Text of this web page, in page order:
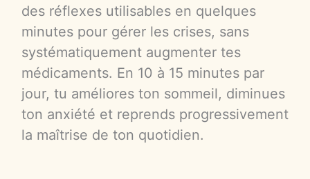
des réflexes utilisables en quelques
minutes pour gérer les crises, sans
systématiquement augmenter tes
médicaments. En 10 à 15 minutes par
jour, tu améliores ton sommeil, diminues
ton anxiété et reprends progressivement
la maîtrise de ton quotidien.